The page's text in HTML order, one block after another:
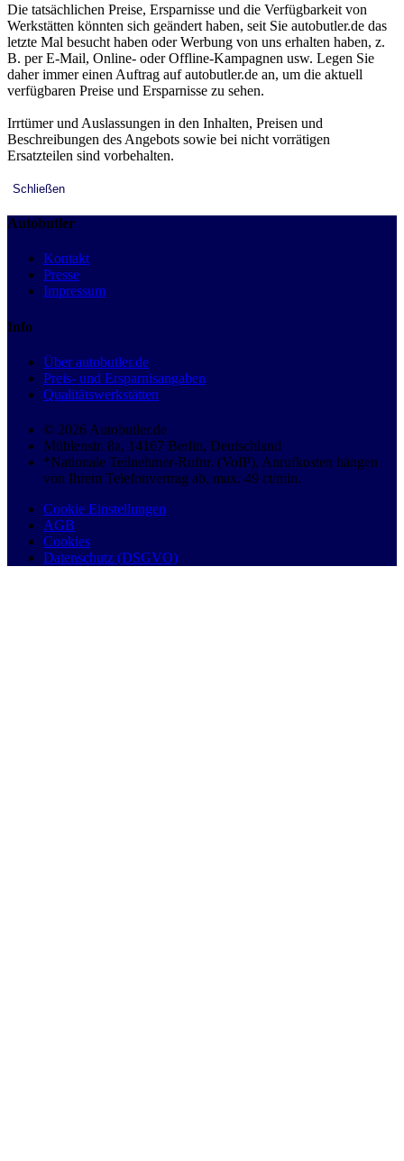
Die tatsächlichen Preise, Ersparnisse und die Verfügbarkeit von
Werkstätten könnten sich geändert haben, seit Sie autobutler.de das
letzte Mal besucht haben oder Werbung von uns erhalten haben, z.
B. per E-Mail, Online- oder Offline-Kampagnen usw. Legen Sie
daher immer einen Auftrag auf autobutler.de an, um die aktuell
verfügbaren Preise und Ersparnisse zu sehen.
Irrtümer und Auslassungen in den Inhalten, Preisen und
Beschreibungen des Angebots sowie bei nicht vorrätigen
Ersatzteilen sind vorbehalten.
Schließen
Autobutler
Kontakt
Presse
Impressum
Info
Über autobutler.de
Preis- und Ersparnisangaben
Qualitätswerkstätten
© 2026 Autobutler.de
Mühlenstr. 8a, 14167 Berlin, Deutschland
*Nationale Teilnehmer-Rufnr. (VoIP), Anrufkosten hängen
von Ihrem Telefonvertrag ab, max. 49 ct/min.
Cookie Einstellungen
AGB
Cookies
Datenschutz (DSGVO)